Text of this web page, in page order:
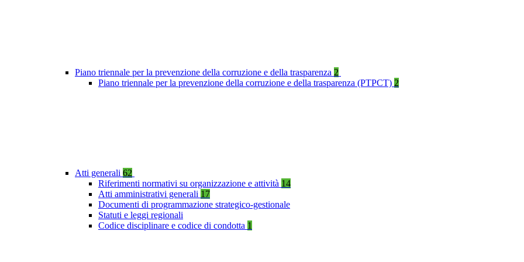
Piano triennale per la prevenzione della corruzione e della trasparenza 2
Piano triennale per la prevenzione della corruzione e della trasparenza (PTPCT) 2
Atti generali 62
Riferimenti normativi su organizzazione e attività 14
Atti amministrativi generali 17
Documenti di programmazione strategico-gestionale
Statuti e leggi regionali
Codice disciplinare e codice di condotta 1